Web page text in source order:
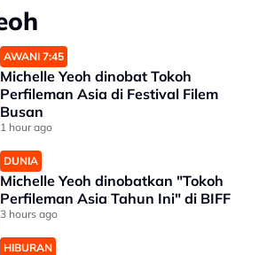
AWANI 7:45
Michelle Yeoh dinobat Tokoh
Perfileman Asia di Festival Filem
Busan
1 hour ago
DUNIA
Michelle Yeoh dinobatkan "Tokoh
Perfileman Asia Tahun Ini" di BIFF
3 hours ago
HIBURAN